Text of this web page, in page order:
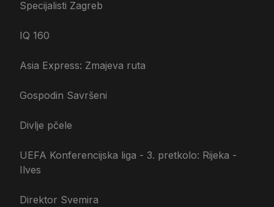
Specijalisti Zagreb
IQ 160
Asia Express: Zmajeva ruta
Gospodin Savršeni
Divlje pčele
UEFA Konferencijska liga - 3. pretkolo: Rijeka -
Ilves
Direktor Svemira